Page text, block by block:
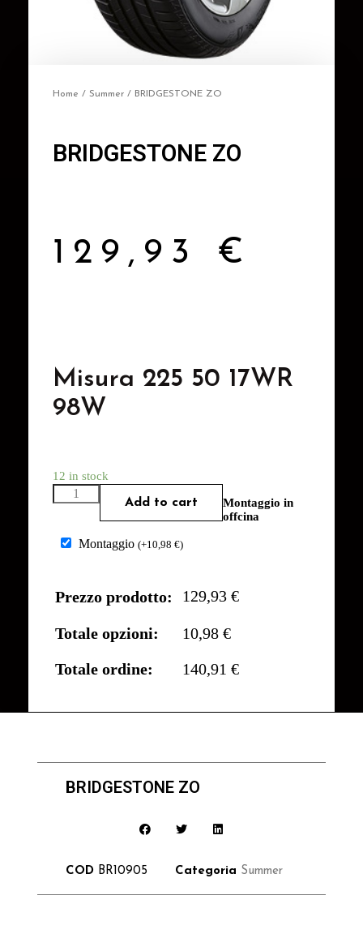
Home / Summer / BRIDGESTONE ZO
BRIDGESTONE ZO
129,93 €
Misura 225 50 17WR
98W
12 in stock
Add to cart
Montaggio in
offcina
Montaggio (+10,98 €)
Prezzo prodotto: 129,93 €
Totale opzioni:
10,98 €
Totale ordine:
140,91 €
BRIDGESTONE ZO
COD BR10905 Categoria Summer